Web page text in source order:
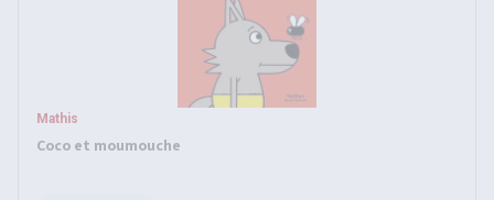
Mathis
Coco et moumouche